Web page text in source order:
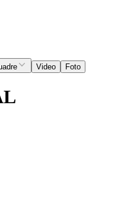
Video Foto